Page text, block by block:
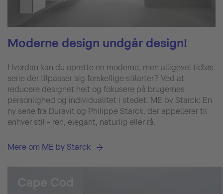
Moderne design undgår design!
Hvordan kan du oprette en moderne, men alligevel tidløs
serie der tilpasser sig forskellige stilarter? Ved at
reducere designet helt og fokusere på brugernes
personlighed og individualitet i stedet. ME by Starck: En
ny serie fra Duravit og Philippe Starck, der appellerer til
enhver stil - ren, elegant, naturlig eller rå.
Mere om ME by Starck
Cape Cod